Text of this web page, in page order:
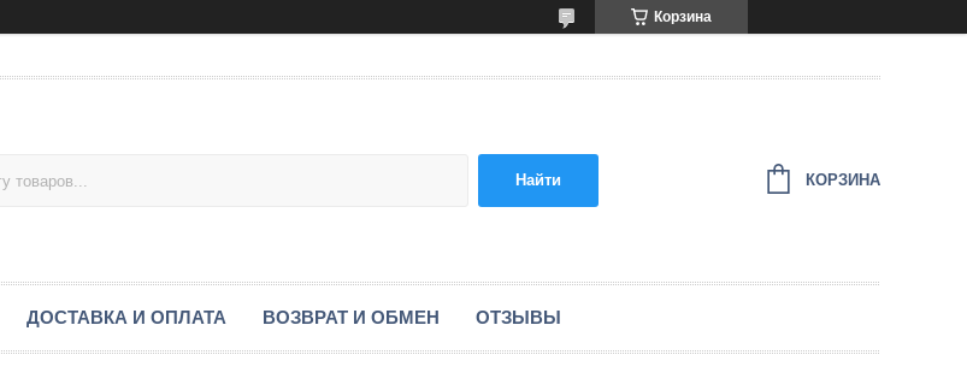
Корзина
Найти КОРЗИНА
ДОСТАВКА И ОПЛАТА ВОЗВРАТ И ОБМЕН ОТЗЫВЫ